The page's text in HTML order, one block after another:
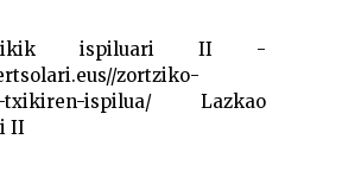
ispiluari II -
zortziko-
txikiren-ispilua/ Lazkao
II